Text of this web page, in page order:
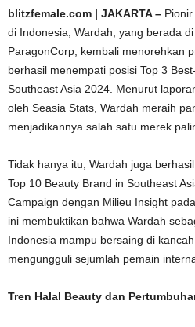
blitzfemale.com | JAKARTA –
di Indonesia, Wardah, yang berada
ParagonCorp, kembali menorehkan
berhasil menempati posisi Top 3
Southeast Asia 2024. Menurut
oleh Seasia Stats, Wardah meraih
menjadikannya salah satu merek
Tidak hanya itu, Wardah juga
Top 10 Beauty Brand in Southeast
Campaign dengan Milieu Insight
ini membuktikan bahwa Wardah
Indonesia mampu bersaing di
mengungguli sejumlah pemain
Tren Halal Beauty dan